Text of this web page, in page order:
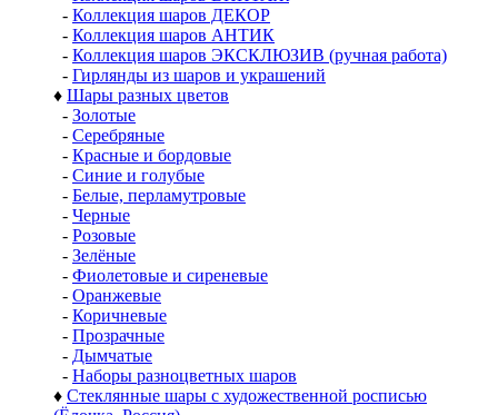
- Коллекция шаров ДЕКОР
- Коллекция шаров АНТИК
- Коллекция шаров ЭКСКЛЮЗИВ (ручная работа)
- Гирлянды из шаров и украшений
♦ Шары разных цветов
- Золотые
- Серебряные
- Красные и бордовые
- Синие и голубые
- Белые, перламутровые
- Черные
- Розовые
- Зелёные
- Фиолетовые и сиреневые
- Оранжевые
- Коричневые
- Прозрачные
- Дымчатые
- Наборы разноцветных шаров
♦ Стеклянные шары с художественной росписью